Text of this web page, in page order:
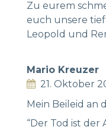
Zu eurem
euch unsere
Leopold und
Mario Kreuzer
21. Oktober
Mein Beileid an
“Der Tod ist der